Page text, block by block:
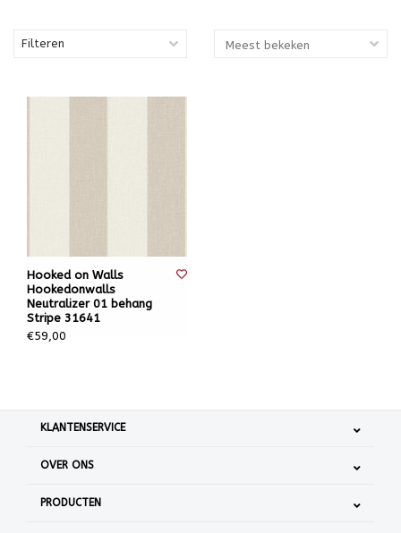
Filteren
Hooked on Walls
Hookedonwalls
Neutralizer 01 behang
Stripe 31641
€59,00
KLANTENSERVICE
OVER ONS
PRODUCTEN